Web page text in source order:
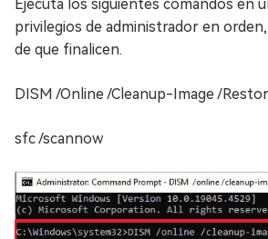
Ejecuta los siguientes comandos en
privilegios de administrador en
de que finalicen.
DISM /Online /Cleanup-Image /
sfc /scannow